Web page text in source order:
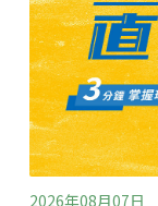
Ordinance Act
些蠍子的商業價
望角防止虐待動
照護。他們在社
照護，並盡可能
2026年08月07日